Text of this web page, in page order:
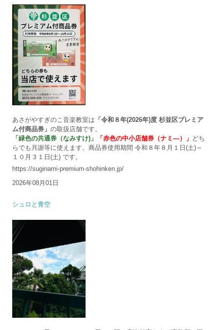
あさがやすぎのこ音楽教室は 「令和８年(2026年)度 杉並区プレミア
ム付商品券」 の取扱店舗です。
「緑色の共通券（なみすけ)」
「赤色の中小店舗券（ナミ―）」 どち
らでも月謝等に使えます。商品券使用期間 令和８年８月１日(土)～
１０月３１日(土) です。
https://suginami-premium-shohinken.jp/
2026年08月01日
シュロと青空